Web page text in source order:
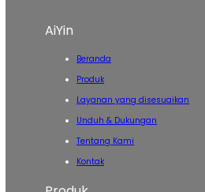
AiYin
Beranda
Produk
Layanan yang disesuaikan
Unduh & Dukungan
Tentang Kami
Kontak